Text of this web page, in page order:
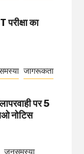
परीक्षा का
जागरूकता
पर 5
नोटिस
जनसमस्या